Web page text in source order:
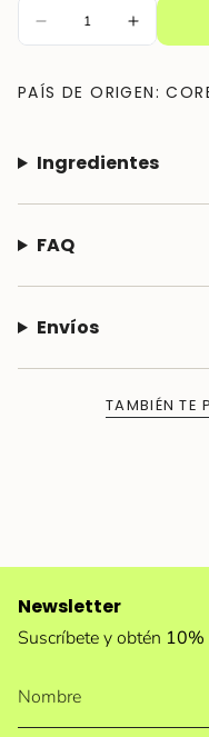
PAÍS DE ORIGEN:
Ingredientes
FAQ
Envíos
TAMBIÉN TE
Newsletter
Suscríbete y obtén 10%